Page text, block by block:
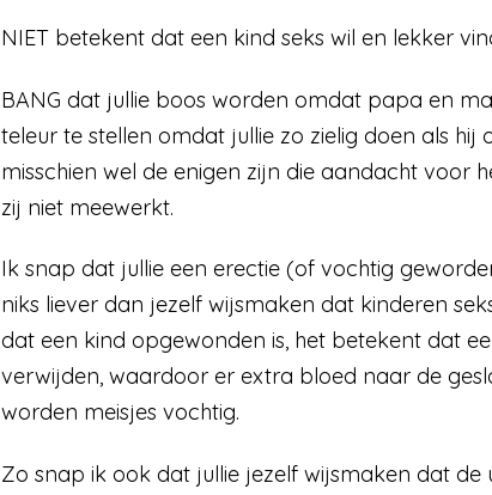
NIET betekent dat een kind seks wil en lekker
BANG dat jullie boos worden omdat papa en
teleur te stellen omdat jullie zo zielig doen als hij
misschien wel de enigen zijn die aandacht voor
zij niet meewerkt.
Ik snap dat jullie een erectie (of vochtig
niks liever dan jezelf wijsmaken dat kinderen
dat een kind opgewonden is, het betekent dat
verwijden, waardoor er extra bloed naar de
worden meisjes vochtig.
Zo snap ik ook dat jullie jezelf wijsmaken dat